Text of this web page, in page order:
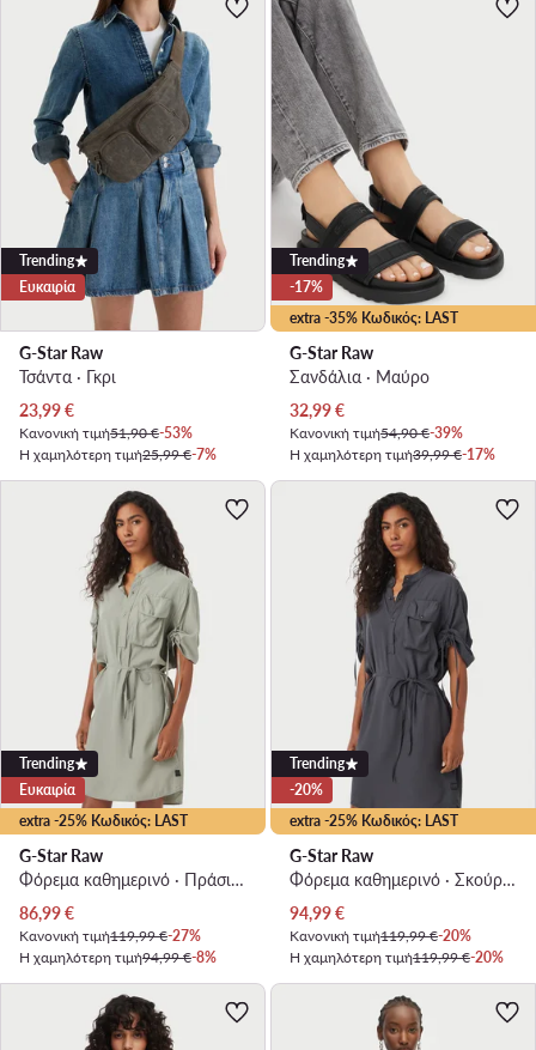
Trending
Ευκαιρία
G-Star Raw
Τσάντα · Γκρι
Τρέχουσα τιμή
23,99€
Κανονική τιμή51,90 €-53%
Η χαμηλότερη τιμή25,99 €-7%
extra -35% Κωδικός: LAST
Trending
-17%
G-Star Raw
Σανδάλια · Μαύρο
Τρέχουσα τιμή
32,99€
Κανονική τιμή54,90 €-39%
Η χαμηλότερη τιμή39,99 €-17%
extra -25% Κωδικός: LAST
Trending
Ευκαιρία
G-Star Raw
Φόρεμα καθημερινό · Πράσινο · Mini
Τρέχουσα τιμή
86,99€
Κανονική τιμή119,99 €-27%
Η χαμηλότερη τιμή94,99 €-8%
extra -25% Κωδικός: LAST
Trending
-20%
G-Star Raw
Φόρεμα καθημερινό · Σκούρο γκρι · Mini
Τρέχουσα τιμή
94,99€
Κανονική τιμή119,99 €-20%
Η χαμηλότερη τιμή119,99 €-20%